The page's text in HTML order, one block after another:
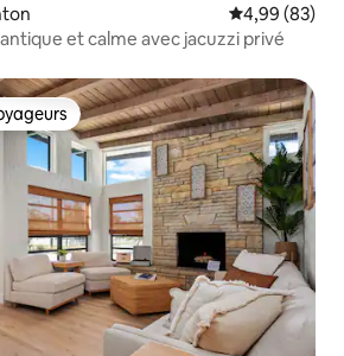
Évaluation
4,99 (83)
et calme avec jacuzzi privé
les plus appréciés